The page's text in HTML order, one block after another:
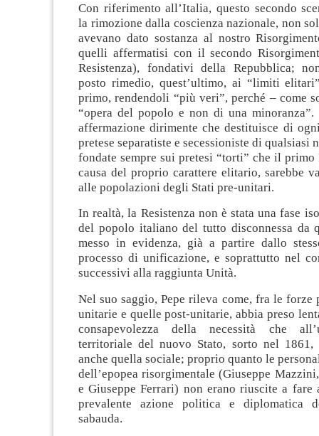
Con riferimento all’Italia, questo secondo
la rimozione dalla coscienza nazionale, non
avevano dato sostanza al nostro
quelli affermatisi con il secondo
Resistenza), fondativi della Repubblica;
posto rimedio, quest’ultimo, ai “limiti
primo, rendendoli “più veri”, perché – come
“opera del popolo e non di una
affermazione dirimente che destituisce di
pretese separatiste e secessioniste di qualsiasi
fondate sempre sui pretesi “torti” che il primo
causa del proprio carattere elitario, sarebbe
alle popolazioni degli Stati pre-unitari.
In realtà, la Resistenza non è stata una fase
del popolo italiano del tutto disconnessa da
messo in evidenza, già a partire dallo
processo di unificazione, e soprattutto nel
successivi alla raggiunta Unità.
Nel suo saggio, Pepe rileva come, fra le forze
unitarie e quelle post-unitarie, abbia preso
consapevolezza della necessità che
territoriale del nuovo Stato, sorto nel 1861,
anche quella sociale; proprio quanto le
dell’epopea risorgimentale (Giuseppe
e Giuseppe Ferrari) non erano riuscite a fare
prevalente azione politica e diplomatica
sabauda.